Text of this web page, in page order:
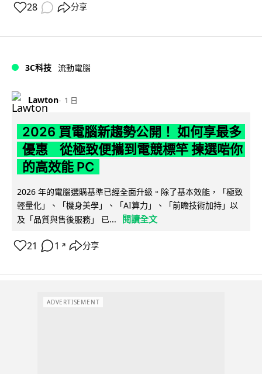
28 分享
3C科技 流動電腦
Lawton 1 日
2026 買電腦新趨勢公開！ 如何享最多
優惠 從極致便攜到電競標竿 揀選啱你
的高效能 PC
2026 年的電腦選購基準已經全面升級。除了基本效能，「極致
輕量化」、「機身美學」、「AI算力」、「前瞻技術加持」以
及「品質與售後服務」 已...
閱讀全文
21 1 ↗ 分享
ADVERTISEMENT